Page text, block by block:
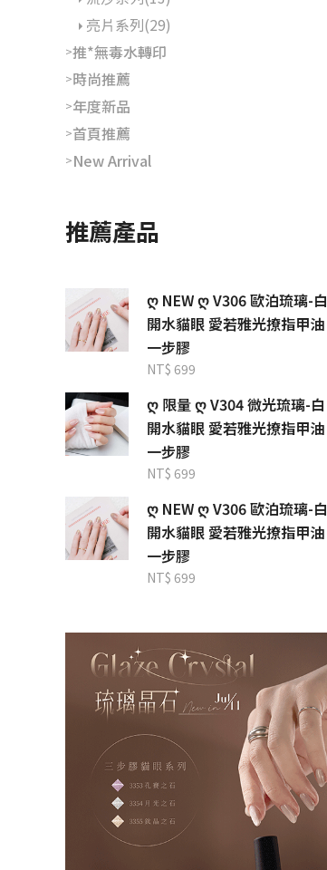
亮片系列(29)
>推*無毒水轉印
>時尚推薦
>年度新品
>首頁推薦
>New Arrival
推薦產品
ღ NEW ღ V306 歐泊琉璃-白
開水貓眼 愛若雅光撩指甲油
一步膠
NT$ 699
ღ 限量 ღ V304 微光琉璃-白
開水貓眼 愛若雅光撩指甲油
一步膠
NT$ 699
ღ NEW ღ V306 歐泊琉璃-白
開水貓眼 愛若雅光撩指甲油
一步膠
NT$ 699